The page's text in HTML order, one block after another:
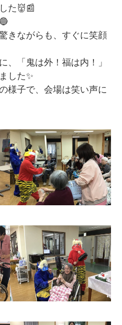
た👹📰
きながらも、すぐに笑顔
、「鬼は外！福は内！」
した✨
様子で、会場は笑い声に